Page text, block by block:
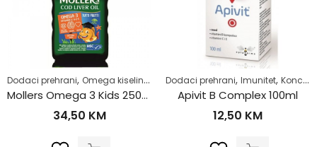
Dodaci prehrani, Omega kiseline , Vitamini i minerali,Za djecu, Zdrav
Mollers Omega 3 Kids 250ml
34,50 KM
Dodaci prehrani, Imunitet, Koncentracija i pamćenje
Apivit B Complex 100ml
12,50 KM